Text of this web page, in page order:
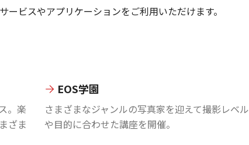
ービスやアプリケーションをご利用いただけます。
。楽
ざま
EOS学園
さまざまなジャンルの写真家を迎えて撮影レベル
や目的に合わせた講座を開催。